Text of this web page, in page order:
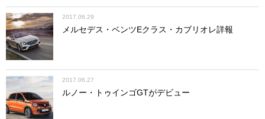
2017.06.29
メルセデス・ベンツEクラス・カブリオレ詳報
2017.06.27
ルノー・トゥインゴGTがデビュー